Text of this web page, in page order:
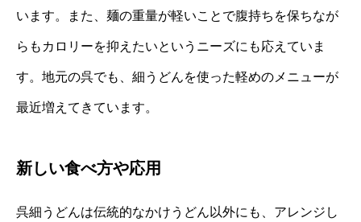
います。また、麺の重量が軽いことで腹持ちを保ちなが
らもカロリーを抑えたいというニーズにも応えていま
す。地元の呉でも、細うどんを使った軽めのメニューが
最近増えてきています。
新しい食べ方や応用
呉細うどんは伝統的なかけうどん以外にも、アレンジし